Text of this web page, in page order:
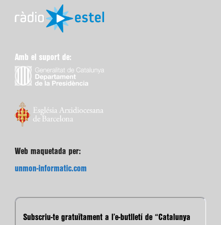
Amb el suport de:
Web maquetada per:
unmon-informatic.com
Subscriu-te gratuïtament a l’e-butlletí de “Catalunya